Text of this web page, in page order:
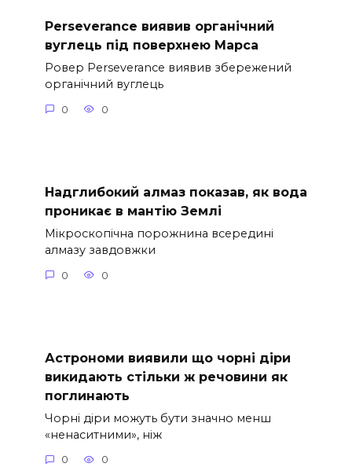
Perseverance виявив органічний
вуглець під поверхнею Марса
Ровер Perseverance виявив збережений
органічний вуглець
0 0
Надглибокий алмаз показав, як вода
проникає в мантію Землі
Мікроскопічна порожнина всередині
алмазу завдовжки
0 0
Астрономи виявили що чорні діри
викидають стільки ж речовини як
поглинають
Чорні діри можуть бути значно менш
«ненаситними», ніж
0 0